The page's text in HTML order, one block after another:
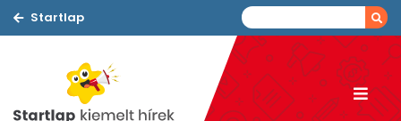
Startlap